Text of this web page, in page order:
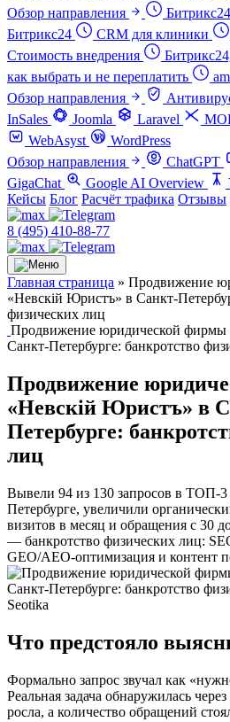
Обзор направления
Битрикс24
Битрикс24
CRM для клиники
Стоимость внедрения
как выбрать и не переплатить
Обзор направления
InSales
Joomla Laravel
WebAsyst
WordPress
Обзор направления
ChatGPT
GigaChat
Google AI Overview
Кейсы Блог Расчёт трафика Отзывы
8 (495) 410-88-77
Главная страница » Продвижение
«Невскій Юристъ» в Санкт-
физических лиц
Продвижение юридической фирмы
Санкт-Петербурге: банкротство
Продвижение
«Невскій Юристъ» в
Петербурге:
лиц
Вывели 94 из 130 запросов в ТОП-
Петербурге, увеличили
визитов в месяц и обращения с 30
— банкротство физических лиц:
GEO/AEO-оптимизация и контент
Seotika
Что предстояло
Формально запрос звучал как
Реальная задача обнаружилась
росла, а количество обращений